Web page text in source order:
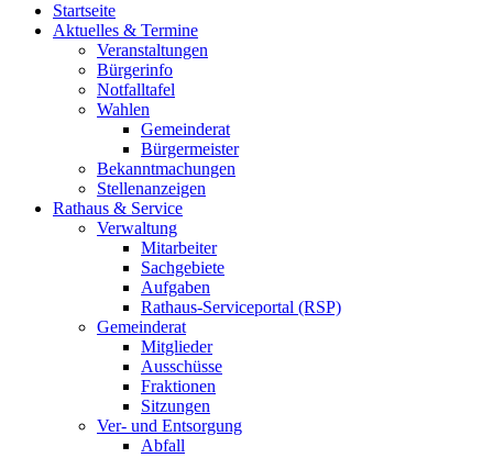
Startseite
Aktuelles & Termine
Veranstaltungen
Bürgerinfo
Notfalltafel
Wahlen
Gemeinderat
Bürgermeister
Bekanntmachungen
Stellenanzeigen
Rathaus & Service
Verwaltung
Mitarbeiter
Sachgebiete
Aufgaben
Rathaus-Serviceportal (RSP)
Gemeinderat
Mitglieder
Ausschüsse
Fraktionen
Sitzungen
Ver- und Entsorgung
Abfall